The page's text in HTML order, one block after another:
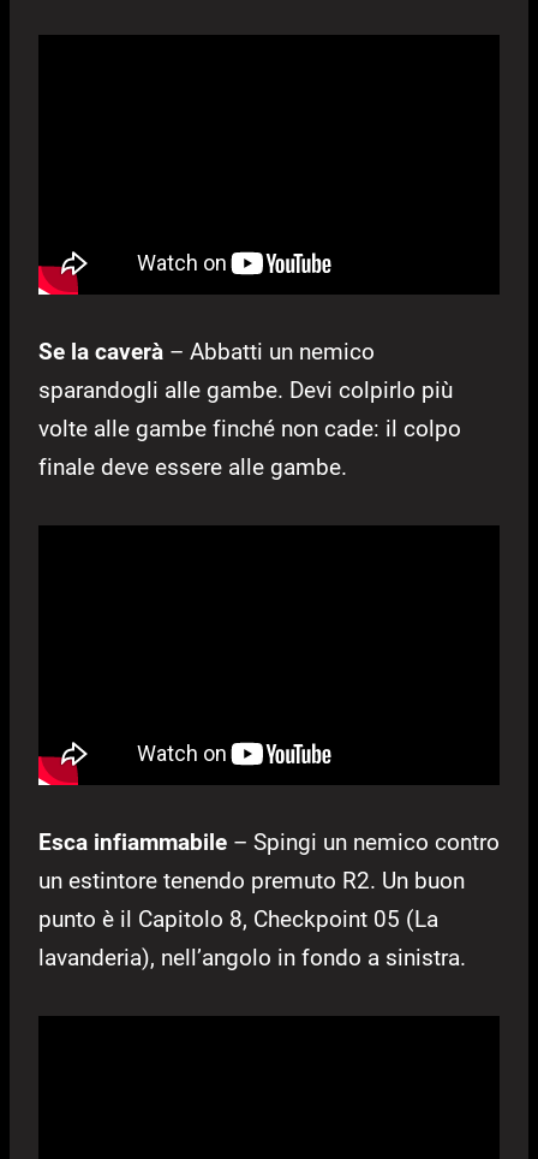
Se la caverà – Abbatti un nemico
sparandogli alle gambe. Devi colpirlo più
volte alle gambe finché non cade: il colpo
finale deve essere alle gambe.
Esca infiammabile – Spingi un nemico contro
un estintore tenendo premuto R2. Un buon
punto è il Capitolo 8, Checkpoint 05 (La
lavanderia), nell’angolo in fondo a sinistra.